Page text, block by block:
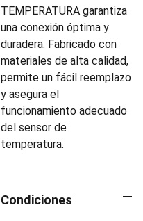
TEMPERATURA garantiza
una conexión óptima y
duradera. Fabricado con
materiales de alta calidad,
permite un fácil reemplazo
y asegura el
funcionamiento adecuado
del sensor de
temperatura.
Condiciones